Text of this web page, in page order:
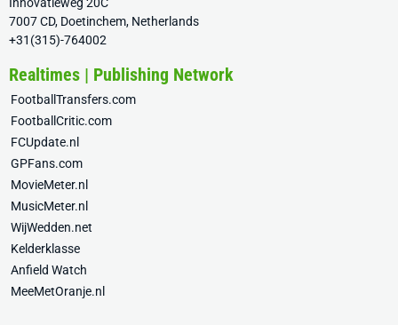
7007 CD, Doetinchem, Netherlands
+31(315)-764002
Realtimes | Publishing Network
FootballTransfers.com
FootballCritic.com
FCUpdate.nl
GPFans.com
MovieMeter.nl
MusicMeter.nl
WijWedden.net
Kelderklasse
Anfield Watch
MeeMetOranje.nl